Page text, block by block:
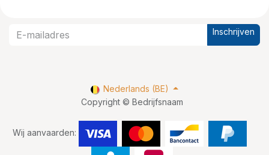
Inschrijven
Copyright © Bedrijfsnaam
Wij aanvaarden:
Nederlands (BE)